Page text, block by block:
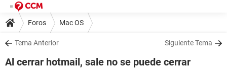
Foros Mac OS
Tema Anterior Siguiente Tema
Al cerrar hotmail, sale no se puede cerrar